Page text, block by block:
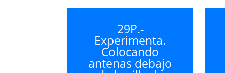
29P.-
Experimenta.
Colocando
antenas debajo